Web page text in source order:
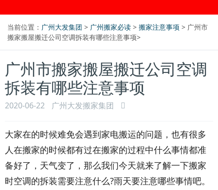
当前位置： 广州大发集团 > 广州搬家必读 > 搬家注意事项 > 广州市
搬家搬屋搬迁公司空调拆装有哪些注意事项>
广州市搬家搬屋搬迁公司空调
拆装有哪些注意事项
2020-06-22 广州大发搬家集团
大家在的时候难免会遇到家电搬运的问题，也有很多
人在搬家的时候都有过在搬家的过程中什么事情都准
备好了，天气变了，那么我们今天就来了解一下搬家
时空调的拆装需要注意什么?雨天要注意哪些事情吧。